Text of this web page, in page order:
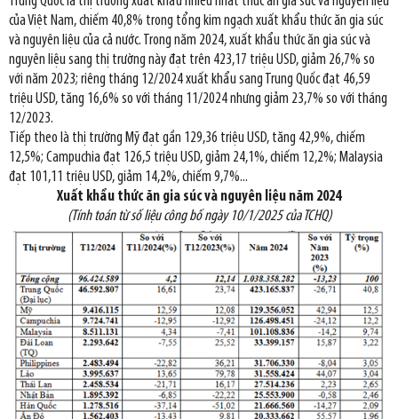
của Việt Nam, chiếm 40,8% trong tổng kim ngạch xuất khẩu thức ăn gia súc
và nguyên liệu của cả nước. Trong năm 2024, xuất khẩu thức ăn gia súc và
nguyên liệu sang thị trường này đạt trên 423,17 triệu USD, giảm 26,7% so
với năm 2023; riêng tháng 12/2024 xuất khẩu sang Trung Quốc đạt 46,59
triệu USD, tăng 16,6% so với tháng 11/2024 nhưng giảm 23,7% so với tháng
12/2023.
Tiếp theo là thị trường Mỹ đạt gần 129,36 triệu USD, tăng 42,9%, chiếm
12,5%; Campuchia đạt 126,5 triệu USD, giảm 24,1%, chiếm 12,2%; Malaysia
đạt 101,11 triệu USD, giảm 14,2%, chiếm 9,7%...
Xuất khẩu thức ăn gia súc và nguyên liệu năm 2024
(Tính toán từ số liệu công bố ngày 10/1/2025 của TCHQ)